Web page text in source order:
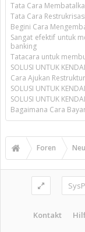
Tata Cara
Tata Cara
Begini Cara
Sangat efektif untuk
banking
Tatacara untuk
SOLUSI UNTUK
Cara Ajukan
SOLUSI UNTUK
SOLUSI UNTUK
Bagaimana Cara
Foren
Kontakt